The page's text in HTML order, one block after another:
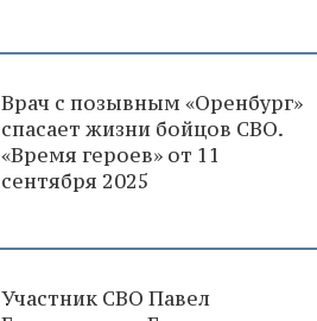
Врач с позывным «Оренбург»
спасает жизни бойцов СВО.
«Время героев» от 11
сентября 2025
Участник СВО Павел